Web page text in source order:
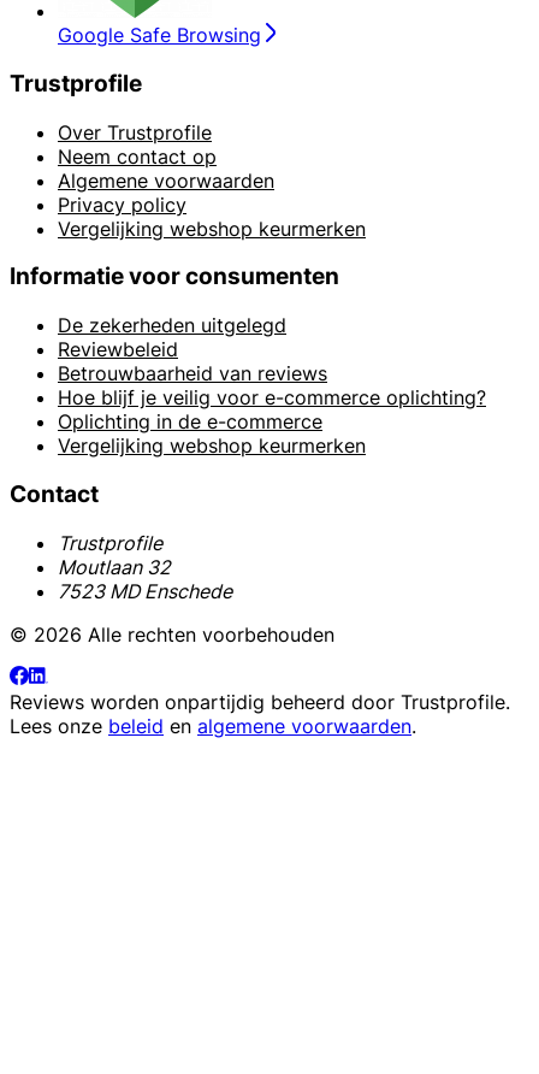
Google Safe Browsing
Trustprofile
Over Trustprofile
Neem contact op
Algemene voorwaarden
Privacy policy
Vergelijking webshop keurmerken
Informatie voor consumenten
De zekerheden uitgelegd
Reviewbeleid
Betrouwbaarheid van reviews
Hoe blijf je veilig voor e-commerce oplichting?
Oplichting in de e-commerce
Vergelijking webshop keurmerken
Contact
Trustprofile
Moutlaan 32
7523 MD Enschede
© 2026 Alle rechten voorbehouden
Reviews worden onpartijdig beheerd door Trustprofile.
Lees onze beleid en algemene voorwaarden.